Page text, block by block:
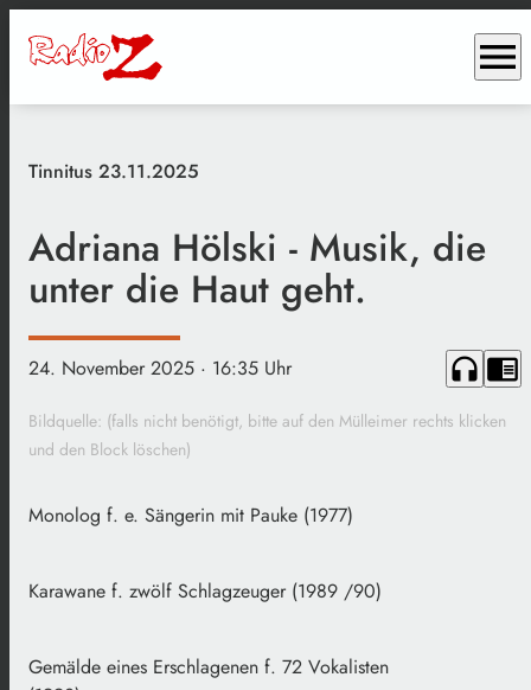
menu
Tinnitus 23.11.2025
Adriana Hölski - Musik, die
unter die Haut geht.
24. November 2025 · 16:35 Uhr headphones chrome_reader_mode
Bildquelle: (falls nicht benötigt, bitte auf den Mülleimer rechts klicken
und den Block löschen)
Monolog f. e. Sängerin mit Pauke (1977)
Karawane f. zwölf Schlagzeuger (1989 /90)
Gemälde eines Erschlagenen f. 72 Vokalisten